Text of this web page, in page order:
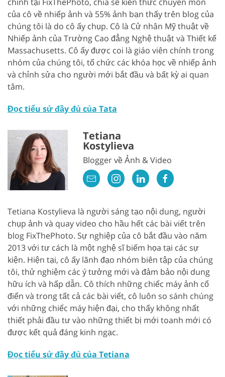
của cô về nhiếp ảnh và 55% ảnh bạn thấy trên blog của
chúng tôi là do cô ấy chụp. Cô là Cử nhân Mỹ thuật về
Nhiếp ảnh của Trường Cao đẳng Nghệ thuật và Thiết kế
Massachusetts. Cô ấy được coi là giáo viên chính trong
nhóm của chúng tôi, tổ chức các khóa học về nhiếp ảnh
và chỉnh sửa cho người mới bắt đầu và bất kỳ ai quan
tâm.
Đọc tiểu sử đầy đủ của Tata
Tetiana
Kostylieva
Blogger về Ảnh & Video
Tetiana Kostylieva là người sáng tạo nội dung, người
chụp ảnh và quay video cho hầu hết các bài viết trên
blog FixThePhoto. Sự nghiệp của cô bắt đầu vào năm
2013 với tư cách là một nghệ sĩ biếm họa tại các sự
kiện. Hiện tại, cô ấy lãnh đạo nhóm biên tập của chúng
tôi, thử nghiệm các ý tưởng mới và đảm bảo nội dung
hữu ích và hấp dẫn. Cô thích những chiếc máy ảnh cổ
điển và trong tất cả các bài viết, cô luôn so sánh chúng
với những chiếc máy hiện đại, cho thấy không nhất
thiết phải đầu tư vào những thiết bị mới toanh mới có
được kết quả đáng kinh ngạc.
Đọc tiểu sử đầy đủ của Tetiana